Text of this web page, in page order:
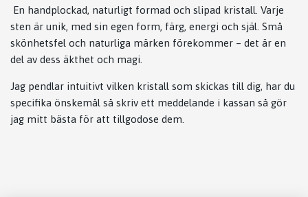
En handplockad, naturligt formad och slipad kristall. Varje
sten är unik, med sin egen form, färg, energi och själ. Små
skönhetsfel och naturliga märken förekommer – det är en
del av dess äkthet och magi.
Jag pendlar intuitivt vilken kristall som skickas till dig, har du
specifika önskemål så skriv ett meddelande i kassan så gör
jag mitt bästa för att tillgodose dem.